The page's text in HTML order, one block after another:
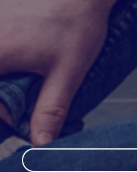
Szukaj